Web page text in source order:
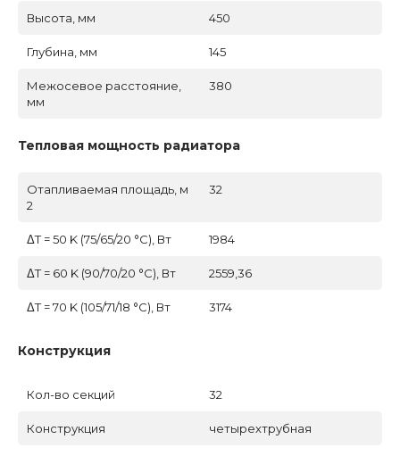
Высота, мм 450
Глубина, мм 145
Межосевое расстояние,
мм
380
Тепловая мощность радиатора
Отапливаемая площадь, м
2
32
ΔT = 50 K (75/65/20 °C), Вт 1984
ΔT = 60 K (90/70/20 °C), Вт 2559,36
ΔT = 70 K (105/71/18 °C), Вт 3174
Конструкция
Кол-во секций 32
Конструкция четырехтрубная